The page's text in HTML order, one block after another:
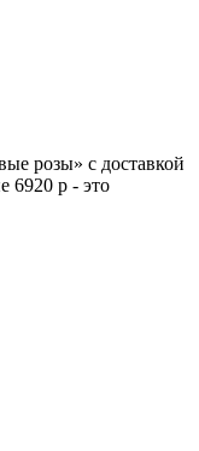
розы» с доставкой
6920 р - это